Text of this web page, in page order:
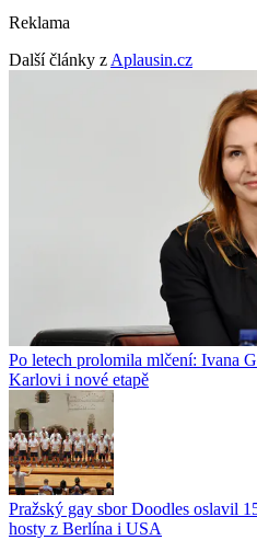
Reklama
Další články z Aplausin.cz
Po letech prolomila mlčení: Ivana
Karlovi i nové etapě
Pražský gay sbor Doodles oslavil
hosty z Berlína i USA